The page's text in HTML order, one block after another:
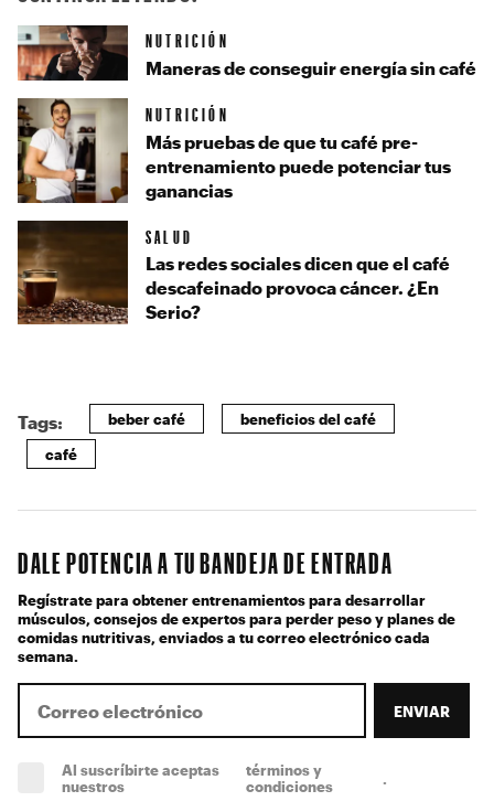
NUTRICIÓN
Maneras de conseguir energía sin café
NUTRICIÓN
Más pruebas de que tu café pre-
entrenamiento puede potenciar tus
ganancias
SALUD
Las redes sociales dicen que el café
descafeinado provoca cáncer. ¿En
Serio?
Tags: beber café beneficios del café
café
DALE POTENCIA A TU BANDEJA DE ENTRADA
Regístrate para obtener entrenamientos para desarrollar
músculos, consejos de expertos para perder peso y planes de
comidas nutritivas, enviados a tu correo electrónico cada
semana.
ENVIAR
Al suscríbirte aceptas
nuestros
términos y
condiciones